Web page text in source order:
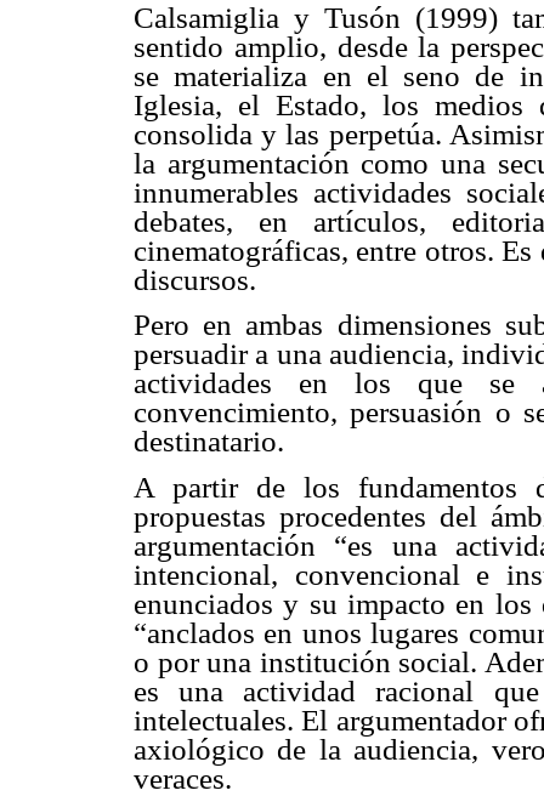
Calsamiglia y Tusón (1999)
sentido amplio, desde la
se materializa en el seno de
Iglesia, el Estado, los
consolida y las perpetúa.
la argumentación como una
innumerables actividades
debates, en artículos,
cinematográficas, entre otros.
discursos.
Pero en ambas dimensiones
persuadir a una audiencia,
actividades en los que se
convencimiento, persuasión o
destinatario.
A partir de los fundamentos
propuestas procedentes del
argumentación “es una
intencional, convencional e
enunciados y su impacto en los
“anclados en unos lugares
o por una institución social.
es una actividad racional
intelectuales. El argumentador
axiológico de la audiencia,
veraces.